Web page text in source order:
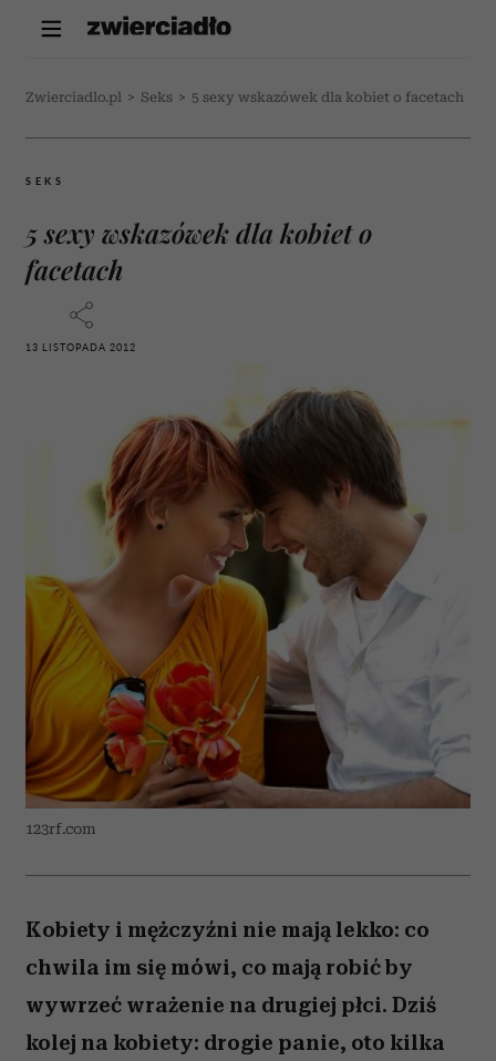
Zwierciadlo.pl > Seks > 5 sexy wskazówek dla kobiet o facetach
SEKS
5 sexy wskazówek dla kobiet o
facetach
13 LISTOPADA 2012
123rf.com
Kobiety i mężczyźni nie mają lekko: co
chwila im się mówi, co mają robić by
wywrzeć wrażenie na drugiej płci. Dziś
kolej na kobiety: drogie panie, oto kilka